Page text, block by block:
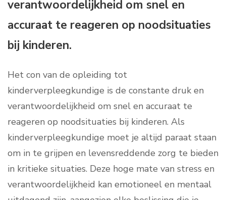
verantwoordelijkheid om snel en
accuraat te reageren op noodsituaties
bij kinderen.
Het con van de opleiding tot
kinderverpleegkundige is de constante druk en
verantwoordelijkheid om snel en accuraat te
reageren op noodsituaties bij kinderen. Als
kinderverpleegkundige moet je altijd paraat staan
om in te grijpen en levensreddende zorg te bieden
in kritieke situaties. Deze hoge mate van stress en
verantwoordelijkheid kan emotioneel en mentaal